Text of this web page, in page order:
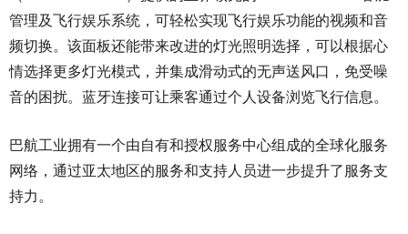
管理及飞行娱乐系统，可轻松实现飞行娱乐功能的视频和音
频切换。该面板还能带来改进的灯光照明选择，可以根据心
情选择更多灯光模式，并集成滑动式的无声送风口，免受噪
音的困扰。蓝牙连接可让乘客通过个人设备浏览飞行信息。
巴航工业拥有一个由自有和授权服务中心组成的全球化服务
网络，通过亚太地区的服务和支持人员进一步提升了服务支
持力。